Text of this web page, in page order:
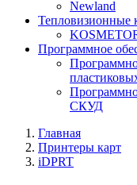
Newland
Тепловизионные
Программное
СКУД
Главная
Принтеры карт
iDPRT